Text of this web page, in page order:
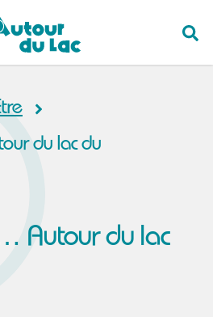
du lac du
Autour du lac